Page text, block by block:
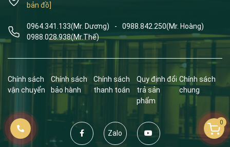
bản đồ]
0964.341.133(Mr. Dương) - 0988.842.250(Mr. Hoàng)
0988.028.938(Mr.Thế)
Chính sách
vận chuyển
Chính sách
bảo hành
Chính sách
thanh toán
Quy định đổi
trả sản
phẩm
Chính sách
chung
Zalo
0